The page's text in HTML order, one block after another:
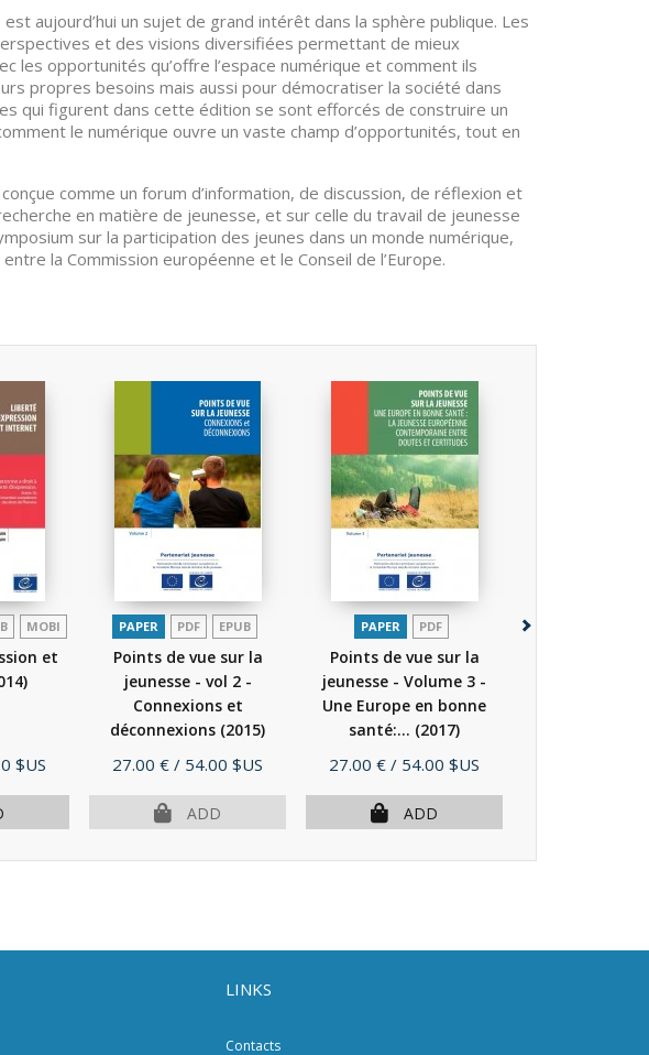
aujourd’hui un sujet de grand intérêt dans la sphère publique. Les
et des visions diversifiées permettant de mieux
les opportunités qu’offre l’espace numérique et comment ils
propres besoins mais aussi pour démocratiser la société dans
qui figurent dans cette édition se sont efforcés de construire un
le numérique ouvre un vaste champ d’opportunités, tout en
comme un forum d’information, de discussion, de réflexion et
en matière de jeunesse, et sur celle du travail de jeunesse
sur la participation des jeunes dans un monde numérique,
la Commission européenne et le Conseil de l’Europe.
MOBI
et
$US
PAPER PDF EPUB
Points de vue sur la
jeunesse - vol 2 -
Connexions et
déconnexions (2015)
Price
27.00 € / 54.00 $US
ADD
PAPER PDF
Points de vue sur la
jeunesse - Volume 3 -
Une Europe en bonne
santé:... (2017)
Price
27.00 € / 54.00 $US
ADD
LINKS
Contacts